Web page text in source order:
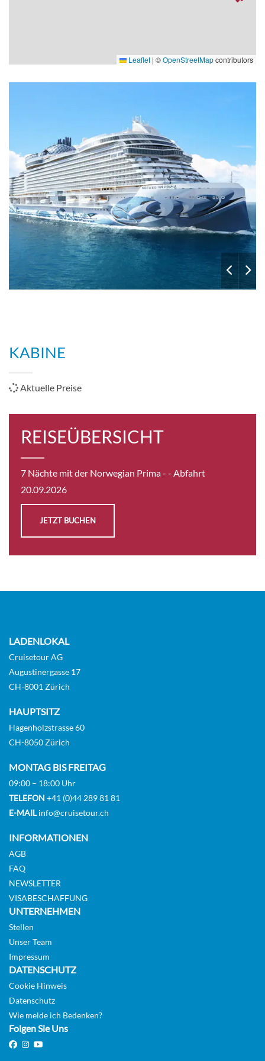
Leaflet | ©OpenStreetMapcontributors
KABINE
Aktuelle Preise
REISEÜBERSICHT
7 Nächte mit der Norwegian Prima - - Abfahrt
20.09.2026
JETZT BUCHEN
LADENLOKAL
Cruisetour AG
Augustinergasse 17
CH-8001 Zürich
HAUPTSITZ
Hagenholzstrasse 60
CH-8050 Zürich
MONTAG BIS FREITAG
09:00 – 18:00 Uhr
TELEFON +41 (0)44 289 81 81
E-MAILinfo@cruisetour.ch
INFORMATIONEN
AGB
FAQ
NEWSLETTER
VISABESCHAFFUNG
UNTERNEHMEN
Stellen
Unser Team
Impressum
DATENSCHUTZ
Cookie Hinweis
Datenschutz
Wie melde ich Bedenken?
Folgen Sie Uns